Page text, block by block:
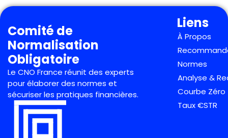
Comité de
Normalisation
Obligatoire
Le CNO France réunit des experts
pour élaborer des normes et
sécuriser les pratiques financières.
Liens
À Propos
Normes
Analyse &
Courbe Zéro
Taux €STR